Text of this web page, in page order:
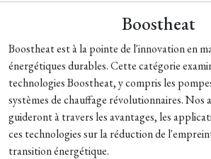
Boostheat
Boostheat est à la pointe de l'innovation en
énergétiques durables. Cette catégorie
technologies Boostheat, y compris les
systèmes de chauffage révolutionnaires. Nos
guideront à travers les avantages, les
ces technologies sur la réduction de
transition énergétique.